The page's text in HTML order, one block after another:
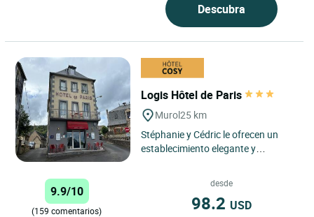
Descubra
Logis Hôtel de Paris
Murol25 km
Stéphanie y Cédric le ofrecen un
establecimiento elegante y
9.9/10
(159 comentarios)
desde
98.2 USD